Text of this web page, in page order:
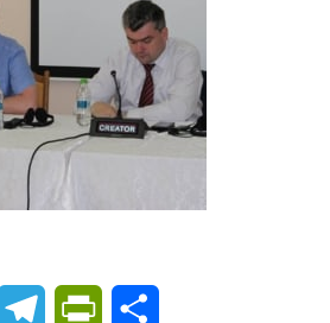
LinkedInTelegramPrintFriendly